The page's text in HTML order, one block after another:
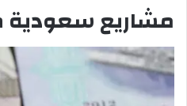
مشاريع سعودية